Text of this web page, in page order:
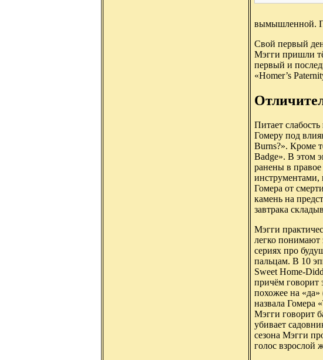
вымышленной.
Свой первый
Мэгги пришли
первый и
«Homer’s
Питает
Гомеру под
Burns?». Кроме
Badge». В этом
ранены в
инструментами,
Гомера от
камень на
завтрака
Мэгги
легко понимают
сериях про
пальцам. В 10
Sweet Home-
причём говорит
похожее на
назвала Гомера
Мэгги говорит
убивает
сезона Мэгги
голос